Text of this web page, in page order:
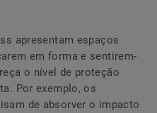
apresentam espaços
em forma e sentirem-
o nível de proteção
Por exemplo, os
de absorver o impacto